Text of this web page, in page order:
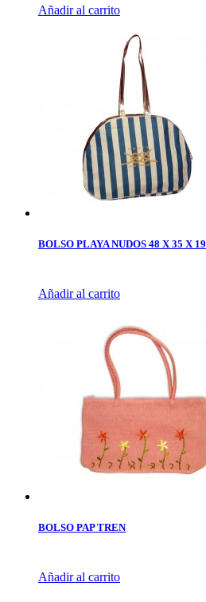
Añadir al carrito
BOLSO PLAYA NUDOS 48 X 35 X 19
Añadir al carrito
BOLSO PAP TREN
Añadir al carrito